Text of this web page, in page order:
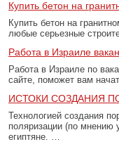
Купить бетон на
Купить бетон на
любые серьезные
Работа в Израиле
Работа в Израиле по
сайте, поможет вам
ИСТОКИ СОЗДАНИЯ
Технологией создания
поляризации (по
египтяне. …